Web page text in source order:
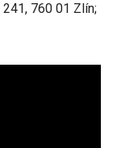
241, 760 01 Zlín;